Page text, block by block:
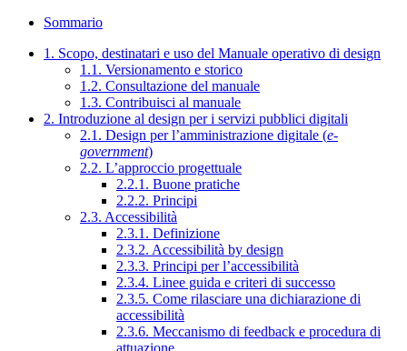
Sommario
1. Scopo, destinatari e uso del Manuale operativo di design
1.1. Versionamento e storico
1.2. Consultazione del manuale
1.3. Contribuisci al manuale
2. Introduzione al design per i servizi pubblici digitali
2.1. Design per l’amministrazione digitale (e-
government)
2.2. L’approccio progettuale
2.2.1. Buone pratiche
2.2.2. Principi
2.3. Accessibilità
2.3.1. Definizione
2.3.2. Accessibilità by design
2.3.3. Principi per l’accessibilità
2.3.4. Linee guida e criteri di successo
2.3.5. Come rilasciare una dichiarazione di
accessibilità
2.3.6. Meccanismo di feedback e procedura di
attuazione